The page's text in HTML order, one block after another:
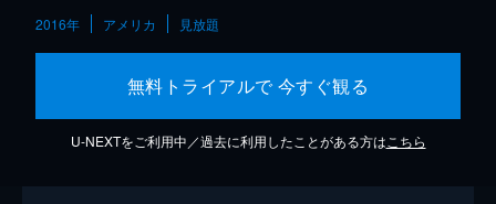
2016年 アメリカ 見放題
無料トライアルで 今すぐ観る
U-NEXTをご利用中／過去に利用したことがある方は こちら